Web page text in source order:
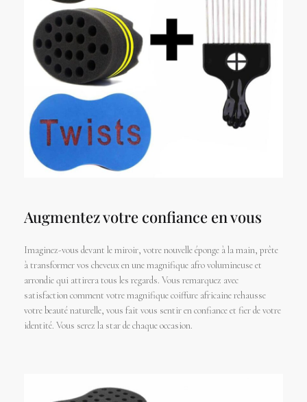
Augmentez votre confiance en vous
Imaginez-vous devant le miroir, votre nouvelle éponge à la main, prête
à transformer vos cheveux en une magnifique afro volumineuse et
arrondie qui attirera tous les regards. Vous remarquez avec
satisfaction comment votre magnifique coiffure africaine rehausse
votre beauté naturelle, vous fait vous sentir en confiance et fier de votre
identité. Vous serez la star de chaque occasion.